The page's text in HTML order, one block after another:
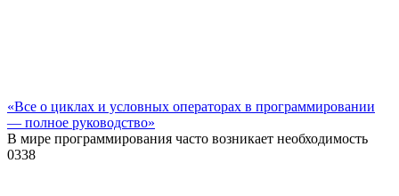
«Все о циклах и условных операторах в программировании
— полное руководство»
В мире программирования часто возникает необходимость
0338